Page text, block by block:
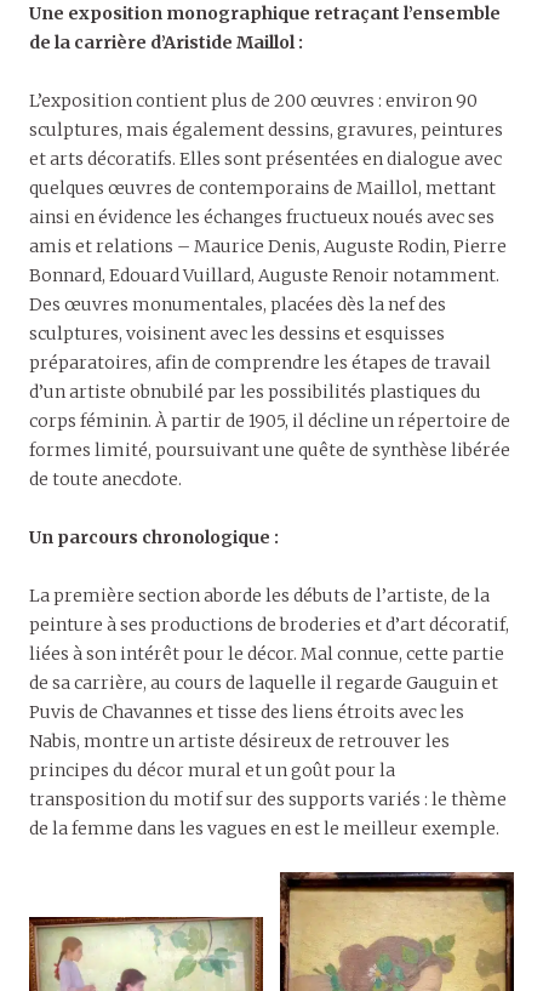
Une exposition monographique retraçant l’ensemble
de la carrière d’Aristide Maillol :
L’exposition contient plus de 200 œuvres : environ 90
sculptures, mais également dessins, gravures, peintures
et arts décoratifs. Elles sont présentées en dialogue avec
quelques œuvres de contemporains de Maillol, mettant
ainsi en évidence les échanges fructueux noués avec ses
amis et relations – Maurice Denis, Auguste Rodin, Pierre
Bonnard, Edouard Vuillard, Auguste Renoir notamment.
Des œuvres monumentales, placées dès la nef des
sculptures, voisinent avec les dessins et esquisses
préparatoires, afin de comprendre les étapes de travail
d’un artiste obnubilé par les possibilités plastiques du
corps féminin. À partir de 1905, il décline un répertoire de
formes limité, poursuivant une quête de synthèse libérée
de toute anecdote.
Un parcours chronologique :
La première section aborde les débuts de l’artiste, de la
peinture à ses productions de broderies et d’art décoratif,
liées à son intérêt pour le décor. Mal connue, cette partie
de sa carrière, au cours de laquelle il regarde Gauguin et
Puvis de Chavannes et tisse des liens étroits avec les
Nabis, montre un artiste désireux de retrouver les
principes du décor mural et un goût pour la
transposition du motif sur des supports variés : le thème
de la femme dans les vagues en est le meilleur exemple.